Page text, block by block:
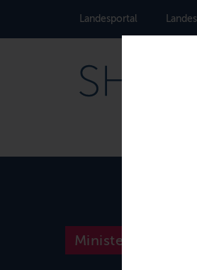
Landes­portal
Ministerien &